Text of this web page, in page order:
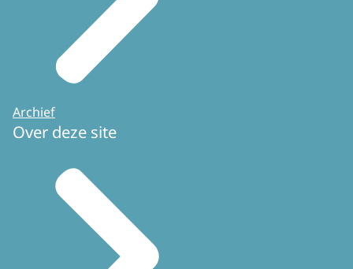
Archief
Over deze site